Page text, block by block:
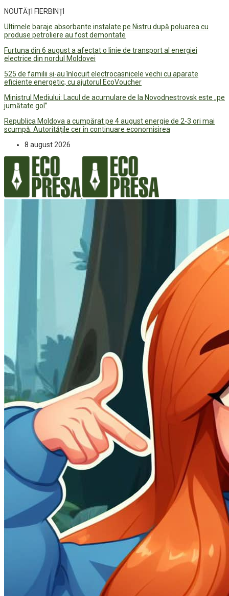
NOUTĂȚI FIERBINȚI
Ultimele baraje absorbante instalate pe Nistru după poluarea cu
produse petroliere au fost demontate
Furtuna din 6 august a afectat o linie de transport al energiei
electrice din nordul Moldovei
525 de familii și-au înlocuit electrocasnicele vechi cu aparate
eficiente energetic, cu ajutorul EcoVoucher
Ministrul Mediului: Lacul de acumulare de la Novodnestrovsk este „pe
jumătate gol”
Republica Moldova a cumpărat pe 4 august energie de 2-3 ori mai
scumpă. Autoritățile cer în continuare economisirea
8 august 2026